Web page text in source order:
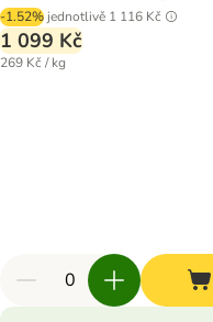
-1.52% jednotlivě 1 116 Kč
1 099 Kč
269 Kč / kg